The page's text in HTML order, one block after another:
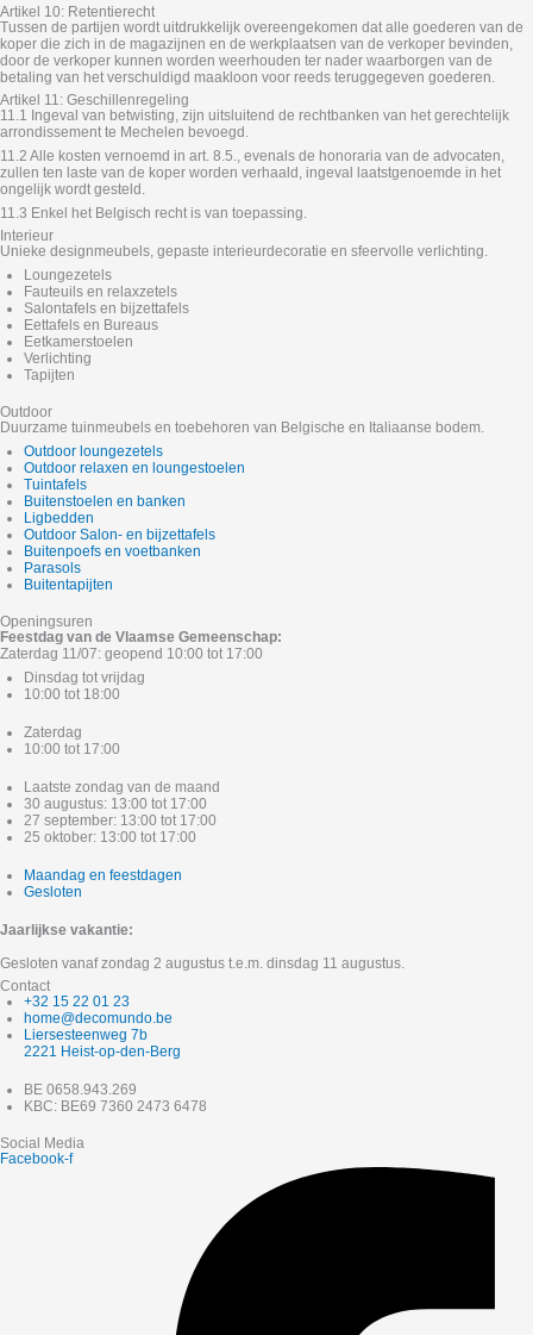
Artikel 10: Retentierecht
Tussen de partijen wordt uitdrukkelijk overeengekomen dat alle goederen van de
koper die zich in de magazijnen en de werkplaatsen van de verkoper bevinden,
door de verkoper kunnen worden weerhouden ter nader waarborgen van de
betaling van het verschuldigd maakloon voor reeds teruggegeven goederen.
Artikel 11: Geschillenregeling
11.1 Ingeval van betwisting, zijn uitsluitend de rechtbanken van het gerechtelijk
arrondissement te Mechelen bevoegd.
11.2 Alle kosten vernoemd in art. 8.5., evenals de honoraria van de advocaten,
zullen ten laste van de koper worden verhaald, ingeval laatstgenoemde in het
ongelijk wordt gesteld.
11.3 Enkel het Belgisch recht is van toepassing.
Interieur
Unieke designmeubels, gepaste interieurdecoratie en sfeervolle verlichting.
Loungezetels
Fauteuils en relaxzetels
Salontafels en bijzettafels
Eettafels en Bureaus
Eetkamerstoelen
Verlichting
Tapijten
Outdoor
Duurzame tuinmeubels en toebehoren van Belgische en Italiaanse bodem.
Outdoor loungezetels
Outdoor relaxen en loungestoelen
Tuintafels
Buitenstoelen en banken
Ligbedden
Outdoor Salon- en bijzettafels
Buitenpoefs en voetbanken
Parasols
Buitentapijten
Openingsuren
Feestdag van de Vlaamse Gemeenschap:
Zaterdag 11/07: geopend 10:00 tot 17:00
Dinsdag tot vrijdag
10:00 tot 18:00
Zaterdag
10:00 tot 17:00
Laatste zondag van de maand
30 augustus: 13:00 tot 17:00
27 september: 13:00 tot 17:00
25 oktober: 13:00 tot 17:00
Maandag en feestdagen
Gesloten
Jaarlijkse vakantie:
Gesloten vanaf zondag 2 augustus t.e.m. dinsdag 11 augustus.
Contact
+32 15 22 01 23
home@decomundo.be
Liersesteenweg 7b
2221 Heist-op-den-Berg
BE 0658.943.269
KBC: BE69 7360 2473 6478
Social Media
Facebook-f